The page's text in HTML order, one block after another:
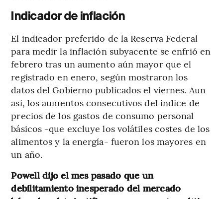
Indicador de inflación
El indicador preferido de la Reserva Federal
para medir la inflación subyacente se enfrió en
febrero tras un aumento aún mayor que el
registrado en enero, según mostraron los
datos del Gobierno publicados el viernes. Aun
así, los aumentos consecutivos del índice de
precios de los gastos de consumo personal
básicos -que excluye los volátiles costes de los
alimentos y la energía- fueron los mayores en
un año.
Powell dijo el mes pasado que un
debilitamiento inesperado del mercado